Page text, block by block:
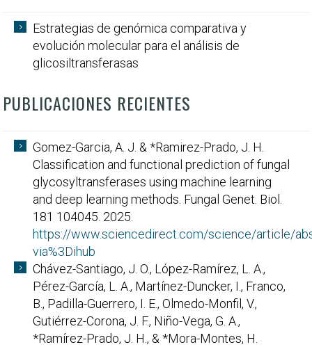
Estrategias de genómica comparativa y
evolución molecular para el análisis de
glicosiltransferasas
PUBLICACIONES RECIENTES
Gomez-Garcia, A. J. & *Ramirez-Prado, J. H.
Classification and functional prediction of fungal
glycosyltransferases using machine learning
and deep learning methods. Fungal Genet. Biol.
181 104045. 2025.
https://www.sciencedirect.com/science/article/
via%3Dihub
Chávez-Santiago, J. O., López-Ramírez, L. A.,
Pérez-García, L. A., Martínez-Duncker, I., Franco,
B., Padilla-Guerrero, I. E., Olmedo-Monfil, V.,
Gutiérrez-Corona, J. F., Niño-Vega, G. A.,
*Ramírez-Prado, J. H., & *Mora-Montes, H.